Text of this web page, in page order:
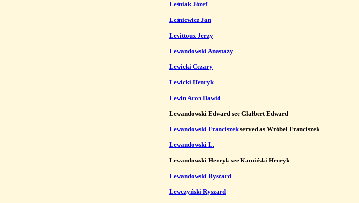
Leśniak Józef
Leśniewicz Jan
Levittoux Jerzy
Lewandowski Anastazy
Lewicki Cezary
Lewicki Henryk
Lewin Aron Dawid
Lewandowski Edward see Glałbert Edward
Lewandowski Franciszek served as Wróbel Franciszek
Lewandowski L.
Lewandowski Henryk see Kamiński Henryk
Lewandowski Ryszard
Lewczyński Ryszard